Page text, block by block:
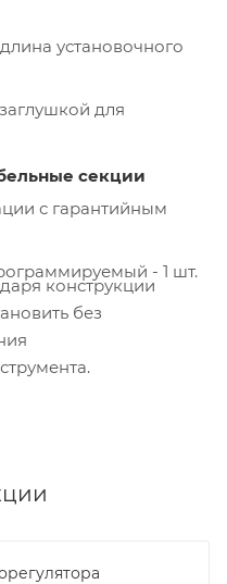
установочного
для
с гарантийным
- 1 шт.
секции
конструкции
без
надежность и